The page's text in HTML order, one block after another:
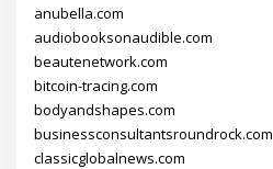
anubella.com
audiobooksonaudible.com
beautenetwork.com
bitcoin-tracing.com
bodyandshapes.com
businessconsultantsroundrock.com
classicglobalnews.com